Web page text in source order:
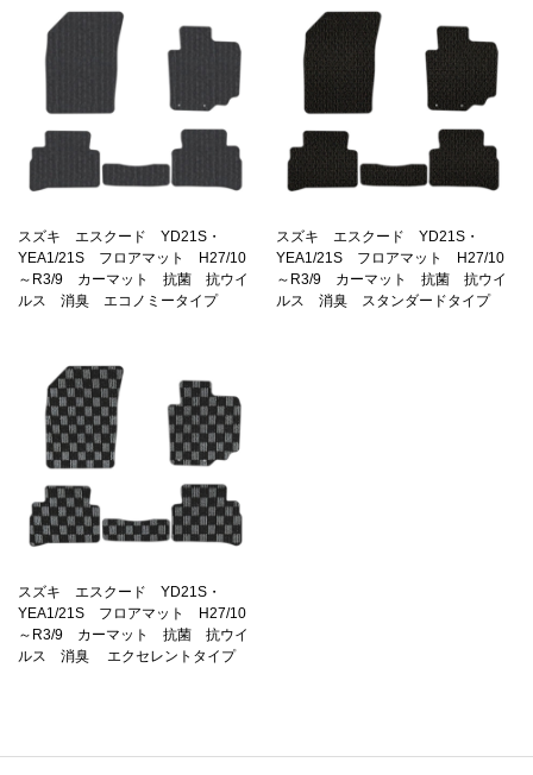
スズキ エスクード YD21S・
YEA1/21S フロアマット H27/10
～R3/9 カーマット 抗菌 抗ウイ
ルス 消臭 エコノミータイプ
スズキ エスクード YD21S・
YEA1/21S フロアマット H27/10
～R3/9 カーマット 抗菌 抗ウイ
ルス 消臭 スタンダードタイプ
スズキ エスクード YD21S・
YEA1/21S フロアマット H27/10
～R3/9 カーマット 抗菌 抗ウイ
ルス 消臭 エクセレントタイプ